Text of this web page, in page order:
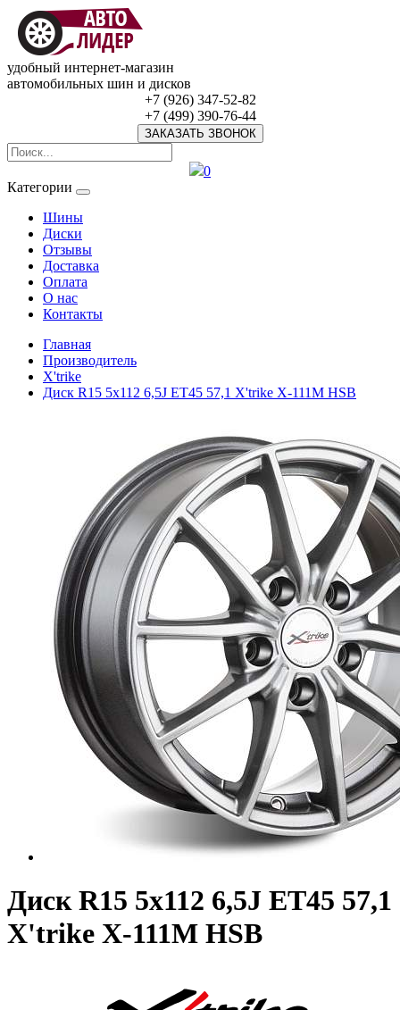
удобный интернет-магазин
автомобильных шин и дисков
+7 (926) 347-52-82
+7 (499) 390-76-44
ЗАКАЗАТЬ ЗВОНОК
0
Категории
Шины
Диски
Отзывы
Доставка
Оплата
О нас
Контакты
Главная
Производитель
X'trike
Диск R15 5x112 6,5J ET45 57,1 X'trike X-111М HSB
Диск R15 5x112 6,5J ET45 57,1
X'trike X-111М HSB